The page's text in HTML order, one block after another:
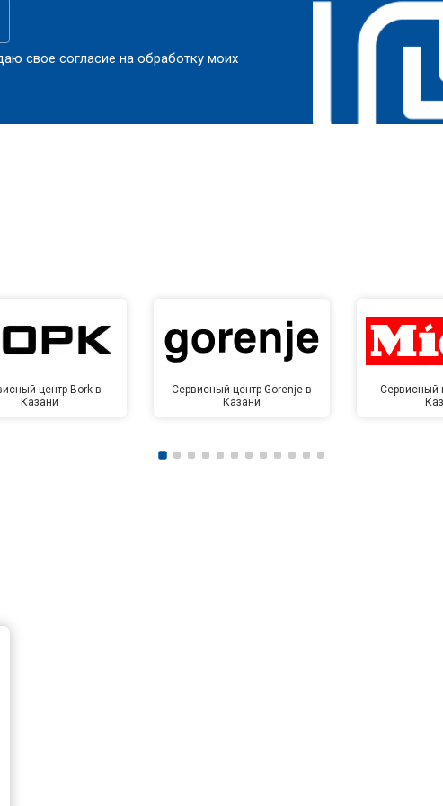
свое согласие на обработку моих
центр Bork в
Казани
Сервисный центр Gorenje в
Казани
Сервисный